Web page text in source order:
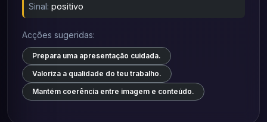
Sinal: positivo
Acções sugeridas:
Prepara uma apresentação cuidada.
Valoriza a qualidade do teu trabalho.
Mantém coerência entre imagem e conteúdo.